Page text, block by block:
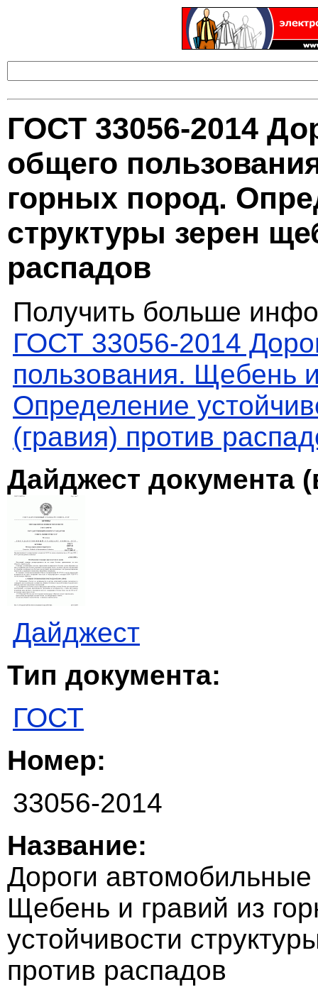
ГОСТ 33056-2014
общего
горных пород.
структуры зерен
распадов
Получить больше
ГОСТ 33056-2014
пользования. Щебень
Определение
(гравия) против
Дайджест документа
Дайджест
Тип документа:
ГОСТ
Номер:
33056-2014
Название:
Дороги
Щебень и гравий из
устойчивости
против распадов